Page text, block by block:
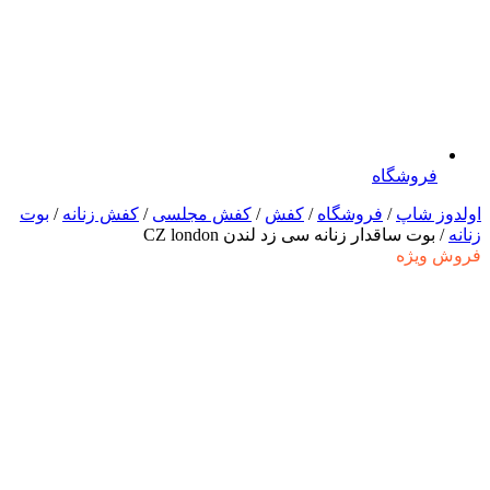
فروشگاه
اولدوز شاپ / فروشگاه / کفش / کفش مجلسی / کفش زنانه / بوت
زنانه / بوت ساقدار زنانه سی زد لندن CZ london
فروش ویژه